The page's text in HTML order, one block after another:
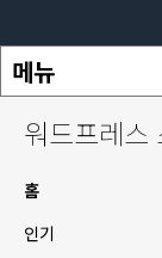
워드프레스
홈
인기